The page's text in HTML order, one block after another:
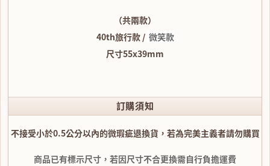
（共兩款）
40th旅行款 / 微笑款
尺寸55x39mm
訂購須知
不接受小於0.5公分以內的微瑕疵退換貨，若為完美主義者請勿購買
商品已有標示尺寸，若因尺寸不合更換需自行負擔運費